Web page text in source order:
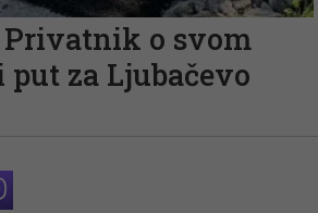
o svom
za Ljubačevo